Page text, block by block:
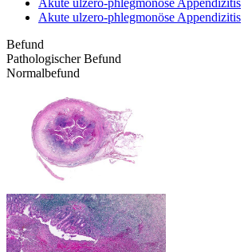
Akute ulzero-phlegmonöse Appendizitis
Befund
Pathologischer Befund
Normalbefund